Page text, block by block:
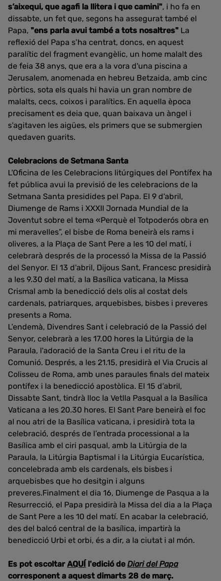
s’aixequi, que agafi la llitera i que camini", i ho fa en
dissabte, un fet que, segons ha assegurat també el
Papa, "ens parla avui també a tots nosaltres" La
reflexió del Papa s’ha centrat, doncs, en aquest
paralític del fragment evangèlic, un home malalt des
de feia 38 anys, que era a la vora d'una piscina a
Jerusalem, anomenada en hebreu Betzaida, amb cinc
pòrtics, sota els quals hi havia un gran nombre de
malalts, cecs, coixos i paralítics. En aquella època
precisament es deia que, quan baixava un àngel i
s'agitaven les aigües, els primers que se submergien
quedaven guarits.
Celebracions de Setmana Santa
L'Oficina de les Celebracions litúrgiques del Pontífex ha
fet pública avui la previsió de les celebracions de la
Setmana Santa presidides pel Papa. El 9 d'abril,
Diumenge de Rams i XXXII Jornada Mundial de la
Joventut sobre el tema «Perquè el Totpoderós obra en
mi meravelles”, el bisbe de Roma beneirà els rams i
oliveres, a la Plaça de Sant Pere a les 10 del matí, i
celebrarà després de la processó la Missa de la Passió
del Senyor. El 13 d'abril, Dijous Sant, Francesc presidirà
a les 9.30 del matí, a la Basílica vaticana, la Missa
Crismal amb la benedicció dels olis al costat dels
cardenals, patriarques, arquebisbes, bisbes i preveres
presents a Roma.
L’endemà, Divendres Sant i celebració de la Passió del
Senyor, celebrarà a les 17.00 hores la Litúrgia de la
Paraula, l'adoració de la Santa Creu i el ritu de la
Comunió. Després, a les 21.15, presidirà el Via Crucis al
Colisseu de Roma, amb unes paraules finals del mateix
pontífex i la benedicció apostòlica. El 15 d’abril,
Dissabte Sant, tindrà lloc la Vetlla Pasqual a la Basílica
Vaticana a les 20.30 hores. El Sant Pare beneirà el foc
al nou atri de la Basílica vaticana, i presidirà tota la
celebració, després de l’entrada processional a la
Basílica amb el ciri pasqual, amb la Litúrgia de la
Paraula, la Litúrgia Baptismal i la Litúrgia Eucarística,
concelebrada amb els cardenals, els bisbes i
arquebisbes que ho desitgin i alguns
preveres.Finalment el dia 16, Diumenge de Pasqua a la
Resurrecció, el Papa presidirà la Missa del dia a la Plaça
de Sant Pere a les 10 del matí. En acabar la celebració,
des del balcó central de la basílica, impartirà la
benedicció Urbi et orbi, és a dir, a la ciutat i al món.
Es pot escoltar AQUÍ l'edició deDiari del Papa
corresponent a aquest dimarts 28 de març.